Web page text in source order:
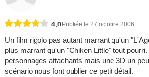
4,0 Publiée le 27 octobre 2006
Un film rigolo pas autant marrant qu'un
plus marrant qu'un "Chiken Little" tout
personnages attachants mais une 3D un
scénario nous font oublier ce petit détail.